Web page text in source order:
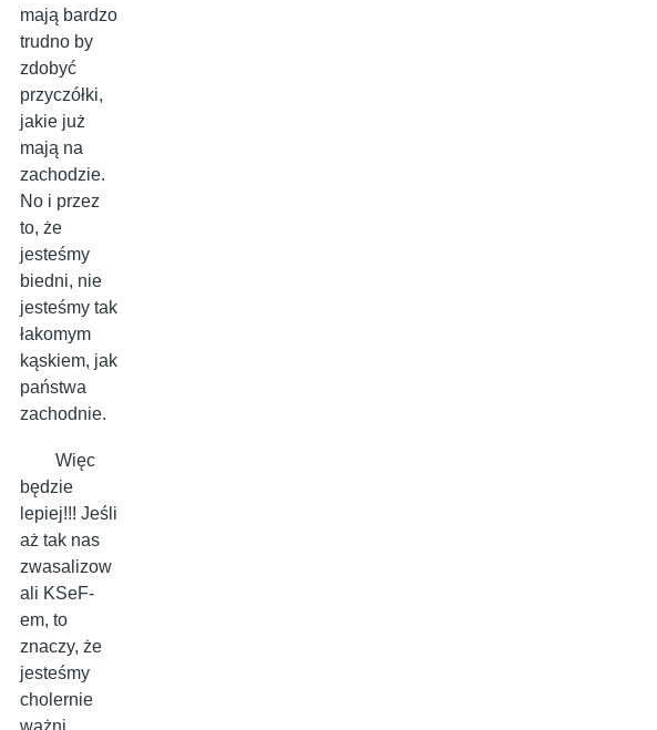
mają bardzo
trudno by
zdobyć
przyczółki,
jakie już
mają na
zachodzie.
No i przez
to, że
jesteśmy
biedni, nie
jesteśmy tak
łakomym
kąskiem, jak
państwa
zachodnie.
Więc
będzie
lepiej!!! Jeśli
aż tak nas
zwasalizow
ali KSeF-
em, to
znaczy, że
jesteśmy
cholernie
ważni,